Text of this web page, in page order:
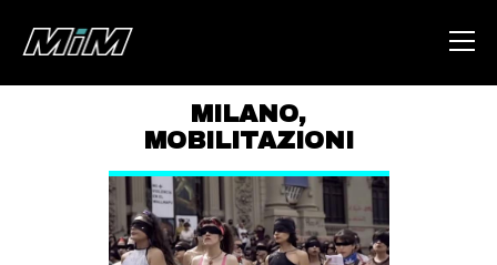
HOME
ABOUT
AREA
MILANO,
MOBILITAZIONI